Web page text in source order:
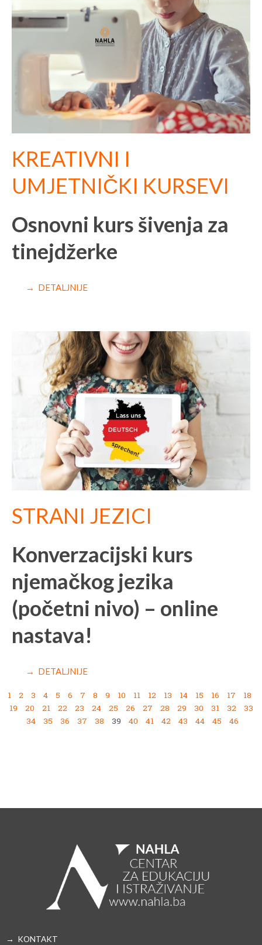
KREATIVNI I
UMJETNIČKI KURSEVI
Osnovni kurs šivenja za
tinejdžerke
→ DETALJNIJE
STRANI JEZICI
Konverzacijski kurs
njemačkog jezika
(početni nivo) – online
nastava!
→ DETALJNIJE
1 2 3 4 5 6 7 8 9 10 11 12 13 14 15 16 17
18
19
20 21 22 23 24 25 26 27 28 29 30 31 32
33
34
35 36 37 38 39 40 41 42 43 44 45 46
→ KONTAKT